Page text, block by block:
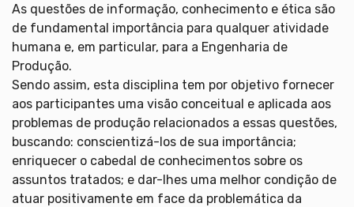
As questões de informação, conhecimento e ética são
de fundamental importância para qualquer atividade
humana e, em particular, para a Engenharia de
Produção.
Sendo assim, esta disciplina tem por objetivo fornecer
aos participantes uma visão conceitual e aplicada aos
problemas de produção relacionados a essas questões,
buscando: conscientizá-los de sua importância;
enriquecer o cabedal de conhecimentos sobre os
assuntos tratados; e dar-lhes uma melhor condição de
atuar positivamente em face da problemática da